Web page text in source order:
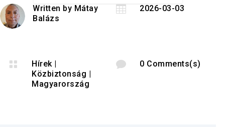
Written by Mátay
Balázs
 2026-03-03
 Hírek|
Közbiztonság
Magyarország
 0 Comments(s)